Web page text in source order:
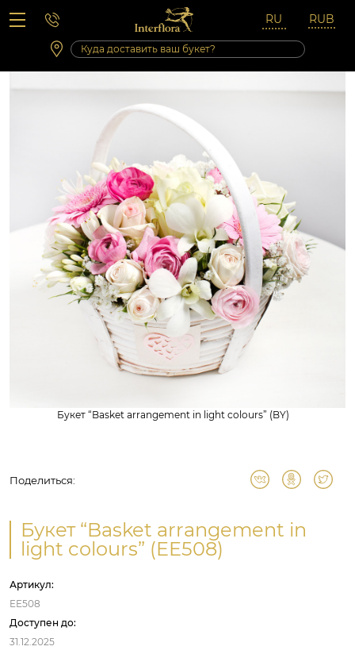
Вопросы-ответы
Сб 10:00 ‐ 14:00
Выходные и праздничные дни
Букет “Basket arrangement in light colours” (BY)
Поделиться:
Букет “Basket arrangement in
light colours” (EE508)
Артикул:
EE508
Доступен до:
31.12.2025